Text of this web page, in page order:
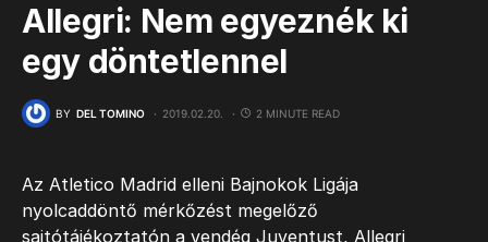
Allegri: Nem egyeznék ki
egy döntetlennel
BY DEL TOMINO 2019.02.20. 2 MINUTE READ
Az Atletico Madrid elleni Bajnokok Ligája
nyolcaddöntő mérkőzést megelőző
sajtótájékoztatón a vendég Juventust, Allegri